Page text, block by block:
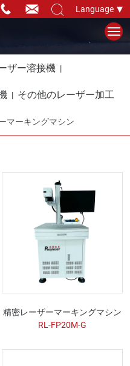
Language
ザー溶接機
その他のレーザー加工
マーキングマシン
精密レーザーマーキングマシン
RL-FP20M-G